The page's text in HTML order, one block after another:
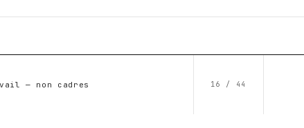
— non cadres 16 / 44